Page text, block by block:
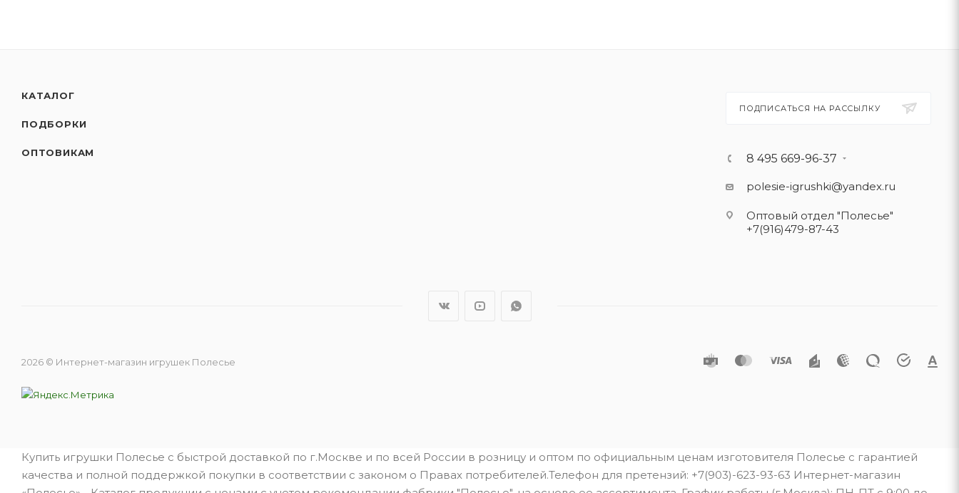
КАТАЛОГ
ПОДБОРКИ
ОПТОВИКАМ
ПОДПИСАТЬСЯ НА РАССЫЛКУ
8 495 669-96-37
polesie-igrushki@yandex.ru
Оптовый отдел "Полесье"
+7(916)479-87-43
2026 © Интернет-магазин игрушек Полесье
Купить игрушки Полесье с быстрой доставкой по г.Москве и по всей России в розницу и оптом по официальным ценам изготовителя Полесье с гарантией
качества и полной поддержкой покупки в соответствии с законом о Правах потребителей.Телефон для претензий: +7(903)-623-93-63 Интернет-магазин